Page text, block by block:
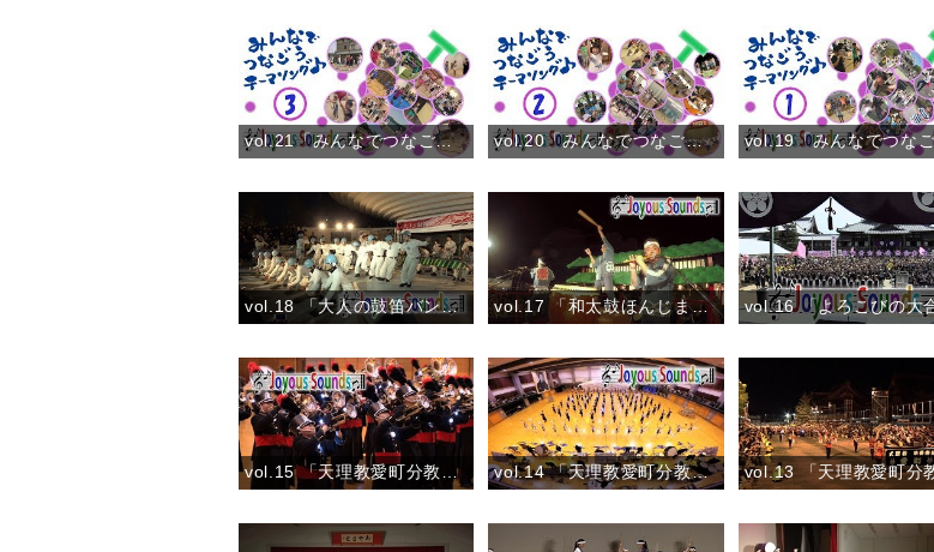
vol.21「みんなでつなごうテーマソング♪③」(2018) vol.20「みんなでつなごうテーマソング♪②」(2018)
vol.18 「大人の鼓笛バンドコンテストDigest」 vol.17 「和太鼓ほんじま」『おやさとパレード』
vol.15 「天理教愛町分教会吹奏楽団」『2016マーチング全国大会 壮行会(マルチカメラ)』 vol.14 「天理教愛町分教会吹奏楽団」『2016マーチング全国大会 壮行会(ハイカメラ)』